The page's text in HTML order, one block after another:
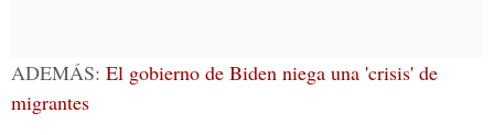
ADEMÁS: El gobierno de Biden niega una 'crisis' de
migrantes